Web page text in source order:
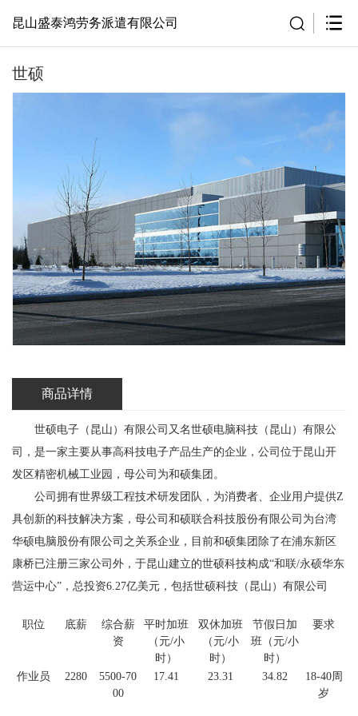
昆山盛泰鸿劳务派遣有限公司
世硕
商品详情
世硕电子（昆山）有限公司又名世硕电脑科技（昆山）有限公
司，是一家主要从事高科技电子产品生产的企业，公司位于昆山开
发区精密机械工业园，母公司为和硕集团。
公司拥有世界级工程技术研发团队，为消费者、企业用户提供Z
具创新的科技解决方案，母公司和硕联合科技股份有限公司为台湾
华硕电脑股份有限公司之关系企业，目前和硕集团除了在浦东新区
康桥已注册三家公司外，于昆山建立的世硕科技构成“和联/永硕华东
营运中心”，总投资6.27亿美元，包括世硕科技（昆山）有限公司
职位 底薪
综合薪
资
平时加班
（元/小
时）
双休加班
（元/小
时）
节假日加
班（元/小
时）
要求
作业员 2280
5500-70
00
17.41 23.31 34.82
18-40周
岁